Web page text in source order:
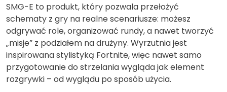
SMG-E to produkt, który pozwala przełożyć
schematy z gry na realne scenariusze: możesz
odgrywać role, organizować rundy, a nawet tworzyć
„misje” z podziałem na drużyny. Wyrzutnia jest
inspirowana stylistyką Fortnite, więc nawet samo
przygotowanie do strzelania wygląda jak element
rozgrywki – od wyglądu po sposób użycia.